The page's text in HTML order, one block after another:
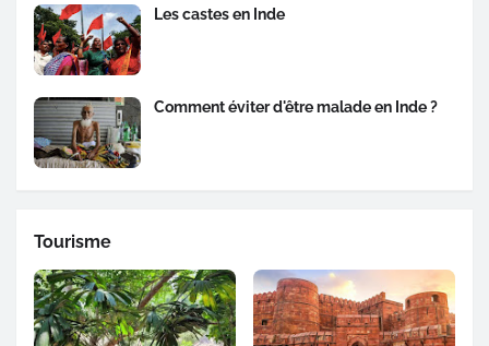
Les castes en Inde
Comment éviter d'être malade en Inde ?
Tourisme